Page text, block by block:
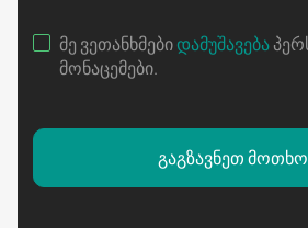
მე ვეთანხმებიდამუშავება
მონაცემები.
გაგზავნეთ